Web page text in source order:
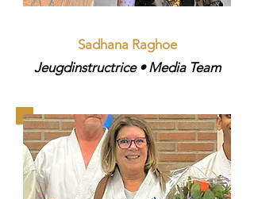
Sadhana Raghoe
Jeugdinstructrice • Media Team